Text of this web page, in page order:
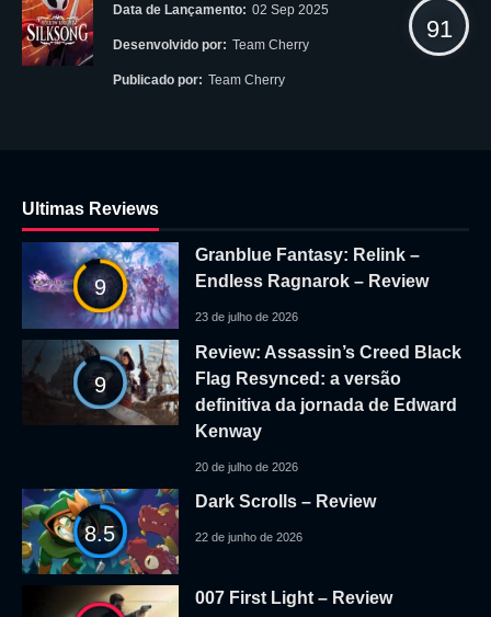
Data de Lançamento: 02 Sep 2025
Desenvolvido por: Team Cherry
Publicado por: Team Cherry
91
Ultimas Reviews
9
Granblue Fantasy: Relink –
Endless Ragnarok – Review
23 de julho de 2026
9
Review: Assassin’s Creed Black
Flag Resynced: a versão
definitiva da jornada de Edward
Kenway
20 de julho de 2026
8.5
Dark Scrolls – Review
22 de junho de 2026
007 First Light – Review